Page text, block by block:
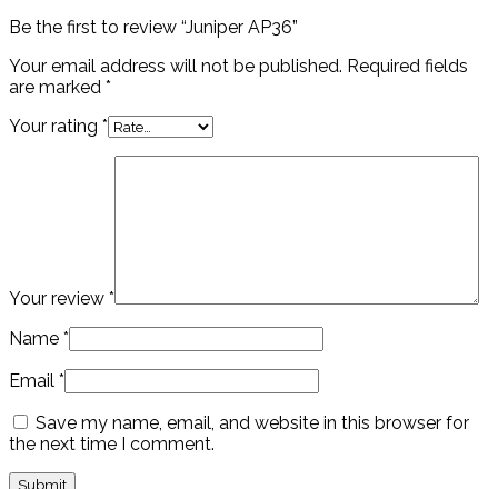
Be the first to review “Juniper AP36”
Your email address will not be published. Required fields
are marked *
Your rating *
Your review *
Name *
Email *
Save my name, email, and website in this browser for
the next time I comment.